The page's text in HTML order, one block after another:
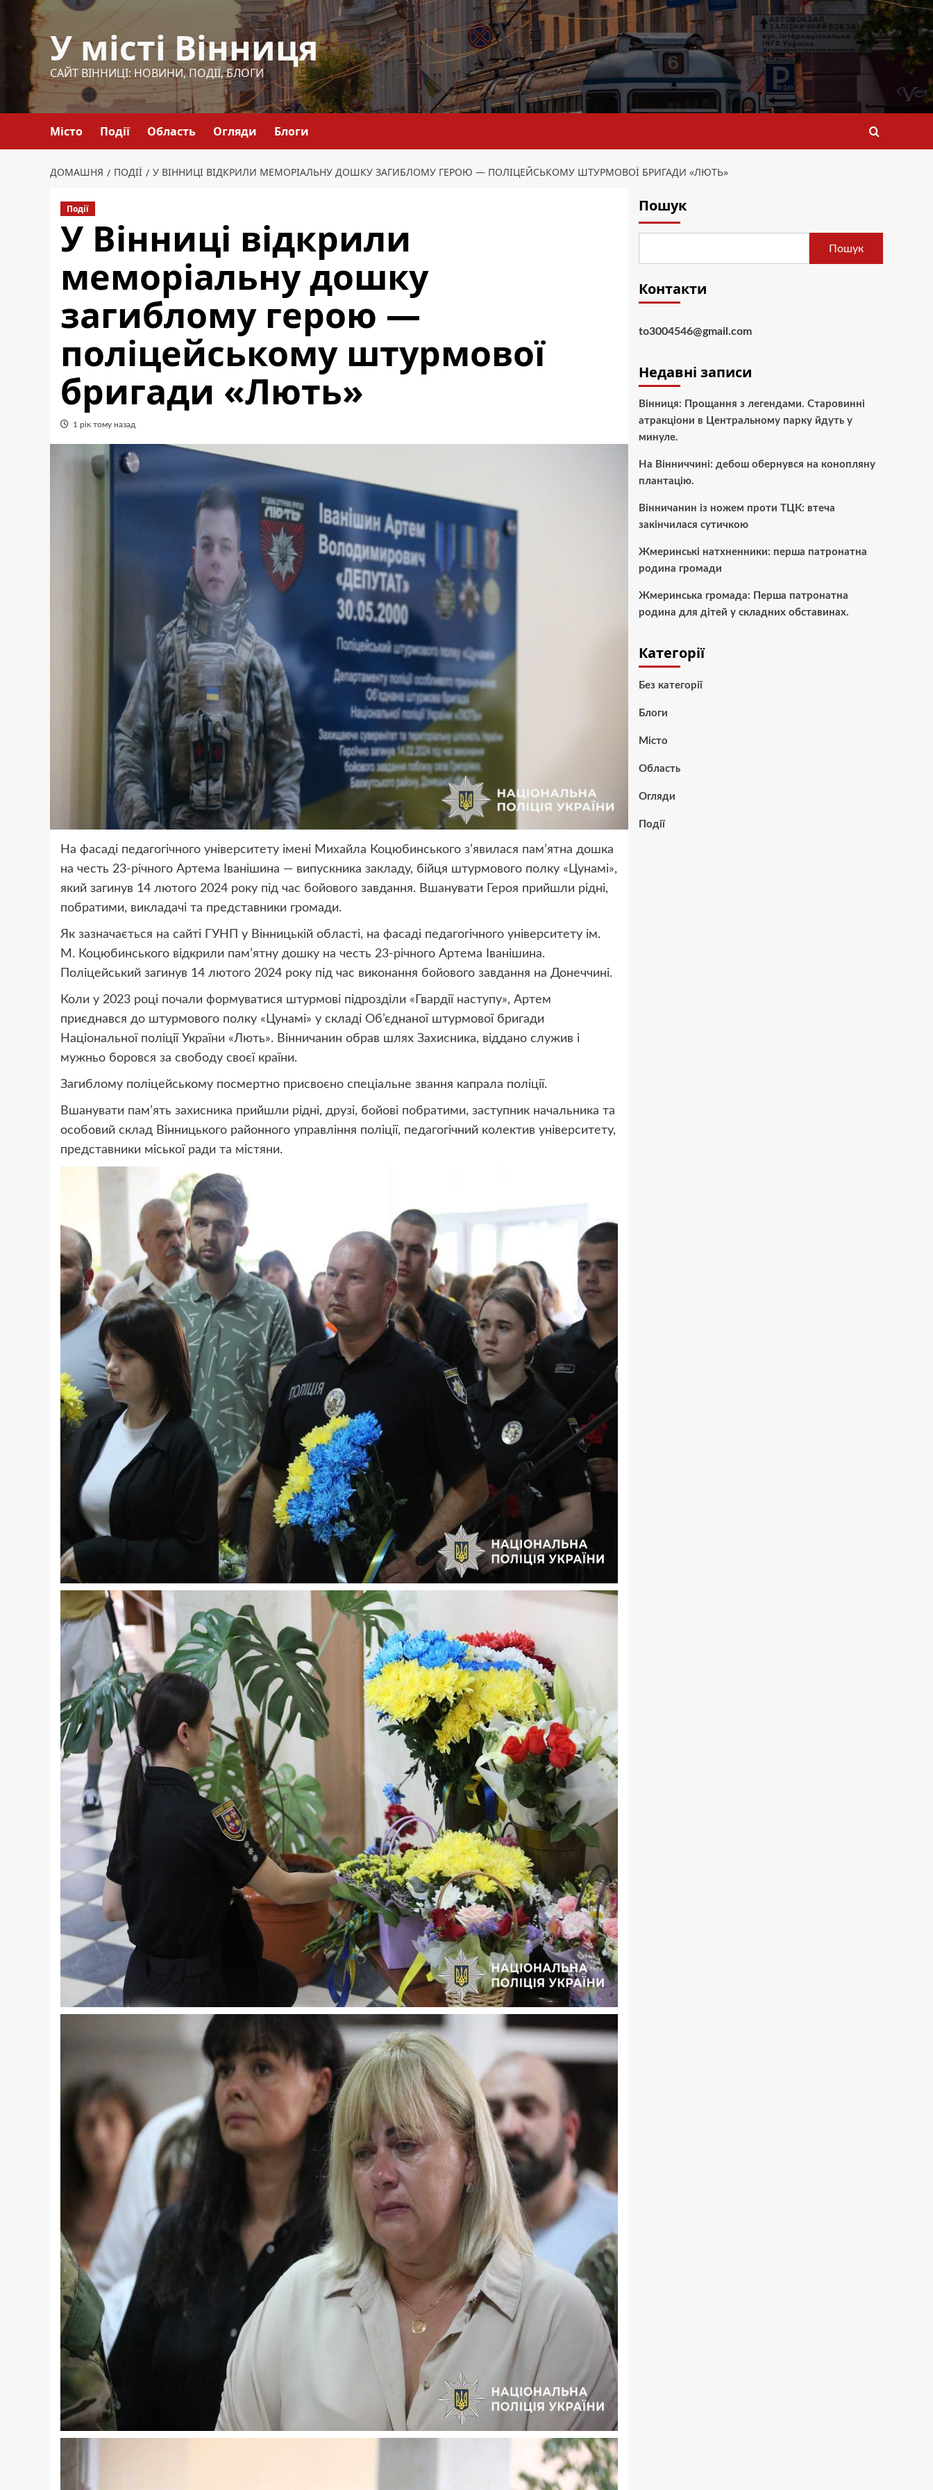
Перейти
У місті Вінниця
САЙТ ВІННИЦІ: НОВИНИ, ПОДІЇ, БЛОГИ
Місто Події Область Огляди Блоги
ДОМАШНЯ ПОДІЇ У ВІННИЦІ ВІДКРИЛИ МЕМОРІАЛЬНУ ДОШКУ ЗАГИБЛОМУ ГЕРОЮ — ПОЛІЦЕЙСЬКОМУ ШТУРМОВОЇ БРИГАДИ «ЛЮТЬ»
Події
У Вінниці відкрили
меморіальну дошку
загиблому герою —
поліцейському штурмової
бригади «Лють»
1 рік тому назад
На фасаді педагогічного університету імені Михайла Коцюбинського з’явилася пам’ятна дошка
на честь 23-річного Артема Іванішина — випускника закладу, бійця штурмового полку «Цунамі»,
який загинув 14 лютого 2024 року під час бойового завдання. Вшанувати Героя прийшли рідні,
побратими, викладачі та представники громади.
Як зазначається на сайті ГУНП у Вінницькій області, на фасаді педагогічного університету ім.
М. Коцюбинського відкрили пам’ятну дошку на честь 23-річного Артема Іванішина.
Поліцейський загинув 14 лютого 2024 року під час виконання бойового завдання на Донеччині.
Коли у 2023 році почали формуватися штурмові підрозділи «Гвардії наступу», Артем
приєднався до штурмового полку «Цунамі» у складі Об’єднаної штурмової бригади
Національної поліції України «Лють». Вінничанин обрав шлях Захисника, віддано служив і
мужньо боровся за свободу своєї країни.
Загиблому поліцейському посмертно присвоєно спеціальне звання капрала поліції.
Вшанувати пам’ять захисника прийшли рідні, друзі, бойові побратими, заступник начальника та
особовий склад Вінницького районного управління поліції, педагогічний колектив університету,
представники міської ради та містяни.
Пошук
Пошук
Контакти
to3004546@gmail.com
Недавні записи
Вінниця: Прощання з легендами. Старовинні
атракціони в Центральному парку йдуть у
минуле.
На Вінниччині: дебош обернувся на конопляну
плантацію.
Вінничанин із ножем проти ТЦК: втеча
закінчилася сутичкою
Жмеринські натхненники: перша патронатна
родина громади
Жмеринська громада: Перша патронатна
родина для дітей у складних обставинах.
Категорії
Без категорії
Блоги
Місто
Область
Огляди
Події